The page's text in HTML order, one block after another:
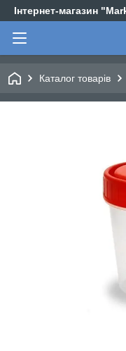
Інтернет-магазин
Каталог товарів